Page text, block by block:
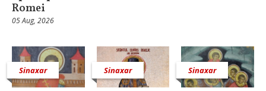
Romei
05 Aug, 2026
Sinaxar Sinaxar Sinaxar